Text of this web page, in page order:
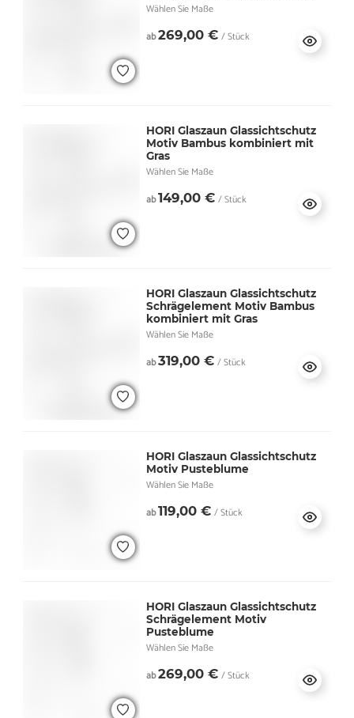
Wählen Sie Maße
ab269,00 € / Stück
HORI Glaszaun Glassichtschutz
Motiv Bambus kombiniert mit
Gras
Wählen Sie Maße
ab149,00 € / Stück
HORI Glaszaun Glassichtschutz
Schrägelement Motiv Bambus
kombiniert mit Gras
Wählen Sie Maße
ab319,00 € / Stück
HORI Glaszaun Glassichtschutz
Motiv Pusteblume
Wählen Sie Maße
ab119,00 € / Stück
HORI Glaszaun Glassichtschutz
Schrägelement Motiv
Pusteblume
Wählen Sie Maße
ab269,00 € / Stück